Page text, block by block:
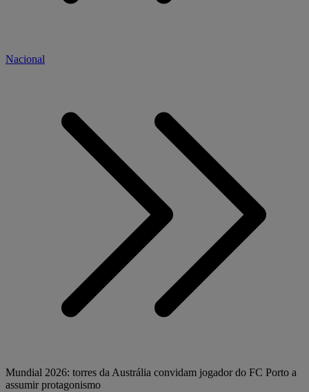
Nacional
Mundial 2026: torres da Austrália convidam jogador do FC Porto a
assumir protagonismo